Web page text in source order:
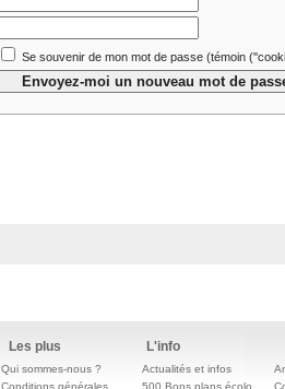
Se souvenir de mon mot de passe (témoin
Les plus
Qui sommes-nous ?
Conditions générales
L'info
Actualités et infos
500 Bons plans écolo